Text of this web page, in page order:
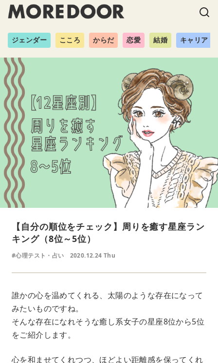
ジェンダー こころ からだ 恋愛 結婚 キャリア
【自分の順位をチェック】周りを癒す星座ラン
キング（8位～5位）
#心理テスト・占い 2020.12.24 Thu
誰かの心を温めてくれる、太陽のような存在になって
みたいものですね。
そんな存在になれそうな癒し系女子の星座8位から5位
をご紹介します。
心を和ませてくれつつ、ほどよい距離感を保ってくれ